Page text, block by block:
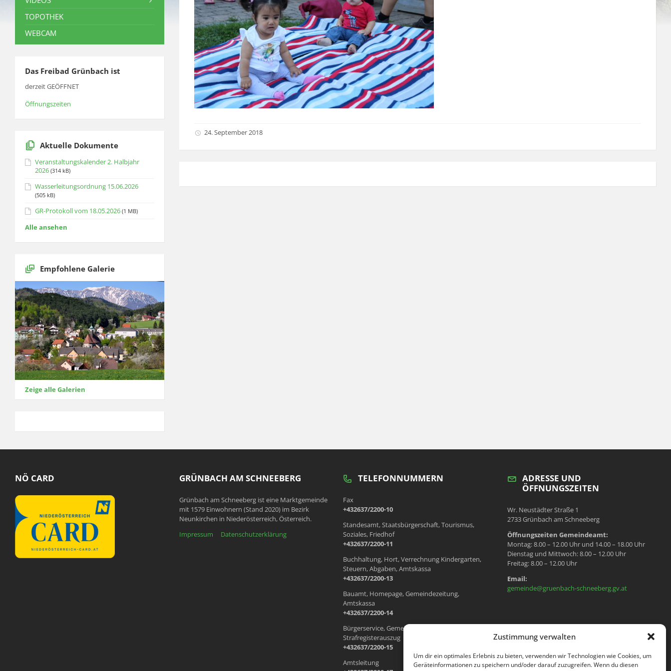
Zustimmung verwalten
Um dir ein optimales Erlebnis zu bieten, verwenden wir Technologien wie Cookies, um
Geräteinformationen zu speichern und/oder darauf zuzugreifen. Wenn du diesen
24. September 2018
TOPOTHEK
WEBCAM
Das Freibad Grünbach ist
derzeit GEÖFFNET
Öffnungszeiten
Aktuelle Dokumente
Veranstaltungskalender 2. Halbjahr
2026 (314 kB)
Wasserleitungsordnung 15.06.2026
(505 kB)
GR-Protokoll vom 18.05.2026 (1 MB)
Alle ansehen
Empfohlene Galerie
Zeige alle Galerien
NÖ CARD GRÜNBACH AM SCHNEEBERG
Grünbach am Schneeberg ist eine Marktgemeinde
mit 1579 Einwohnern (Stand 2020) im Bezirk
Neunkirchen in Niederösterreich, Österreich.
Impressum
Datenschutzerklärung
TELEFONNUMMERN
Fax
+432637/2200-10
Standesamt, Staatsbürgerschaft, Tourismus,
Soziales, Friedhof
+432637/2200-11
Buchhaltung, Hort, Verrechnung Kindergarten,
Steuern, Abgaben, Amtskassa
+432637/2200-13
Bauamt, Homepage, Gemeindezeitung,
Amtskassa
+432637/2200-14
Bürgerservice, Gemeindewohnungen, Meldeamt,
Strafregisterauszug
+432637/2200-15
Amtsleitung
ADRESSE UND
ÖFFNUNGSZEITEN
Wr. Neustädter Straße 1
2733 Grünbach am Schneeberg
Öffnungszeiten Gemeindeamt:
Montag: 8.00 – 12.00 Uhr und 14.00 – 18.00 Uhr
Dienstag und Mittwoch: 8.00 – 12.00 Uhr
Freitag: 8.00 – 12.00 Uhr
Email:
gemeinde@gruenbach-schneeberg.gv.at